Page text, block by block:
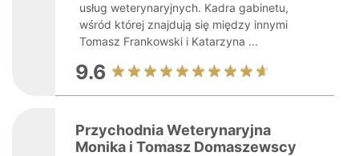
usług weterynaryjnych. Kadra gabinetu,
wśród której znajdują się między innymi
Tomasz Frankowski i Katarzyna ...
9.6
Przychodnia Weterynaryjna
Monika i Tomasz Domaszewscy